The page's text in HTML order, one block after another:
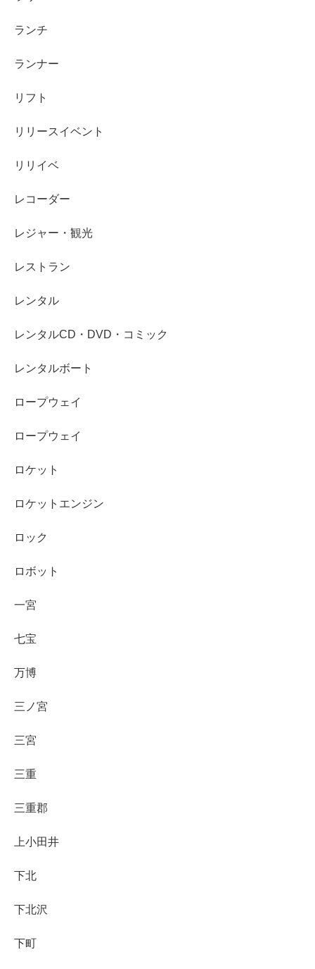
ランチ
ランナー
リフト
リリースイベント
リリイベ
レコーダー
レジャー・観光
レストラン
レンタル
レンタルCD・DVD・コミック
レンタルボート
ロープウェイ
ロープウェイ
ロケット
ロケットエンジン
ロック
ロボット
一宮
七宝
万博
三ノ宮
三宮
三重
三重郡
上小田井
下北
下北沢
下町